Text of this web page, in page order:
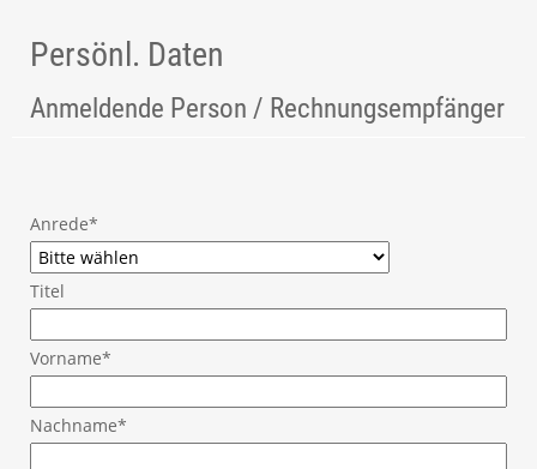
Persönl. Daten
Anmeldende Person / Rechnungsempfänger
Anrede*
Titel
Vorname*
Nachname*